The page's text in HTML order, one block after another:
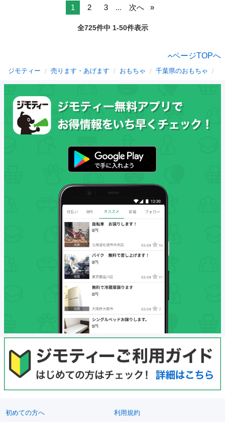
1 2 3 ... 次へ
全725件中 1-50件表示
ページTOPへ
ジモティー 売ります・あげます おもちゃ 千葉県のおもちゃ
初めての方へ 利用規約